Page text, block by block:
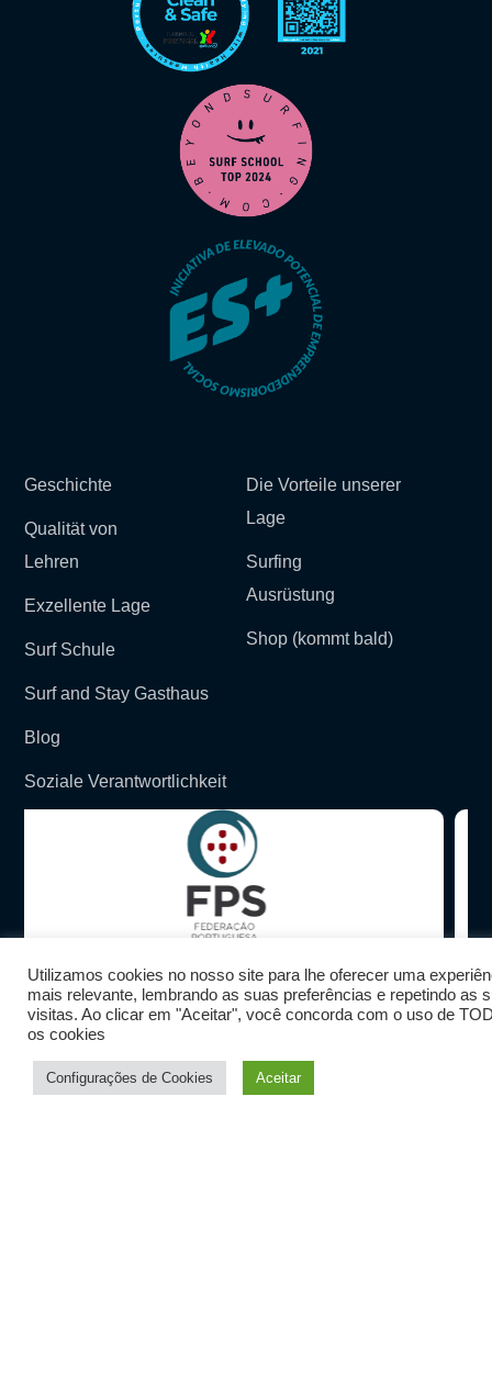
Geschichte
Qualität von
Lehren
Exzellente Lage
Surf Schule
Die Vorteile unserer
Lage
Surfing
Ausrüstung
Shop (kommt bald)
Surf and Stay Gasthaus
Blog
Soziale Verantwortlichkeit
Datenschutzrichtlinien
Utilizamos cookies no nosso site para lhe oferecer uma
mais relevante, lembrando as suas preferências e repetindo as
visitas. Ao clicar em "Aceitar", você concorda com o uso de
os cookies
Configurações de Cookies Aceitar